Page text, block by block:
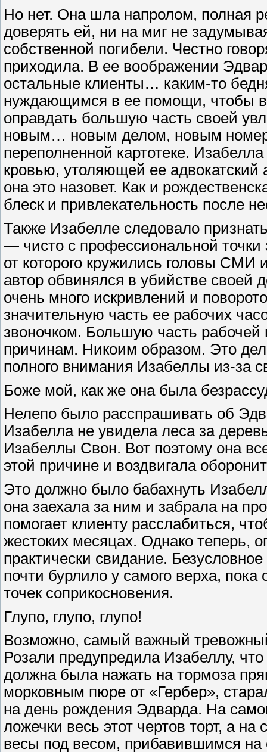
Но нет. Она шла напролом, полная
доверять ей, ни на миг не
собственной погибели. Честно
приходила. В ее воображении
остальные клиенты… каким-то
нуждающимся в ее помощи, чтобы
оправдать большую часть своей
новым… новым делом, новым
переполненной картотеке.
кровью, утоляющей ее
она это назовет. Как и
блеск и привлекательность после
Также Изабелле следовало
— чисто с профессиональной точки
от которого кружились головы
автор обвинялся в убийстве своей
очень много искривлений и
значительную часть ее рабочих
звоночком. Большую часть
причинам. Никоим образом. Это
полного внимания Изабеллы из-за
Боже мой, как же она была
Нелепо было расспрашивать об
Изабелла не увидела леса за
Изабеллы Свон. Вот поэтому она
этой причине и воздвигала
Это должно было бабахнуть
она заехала за ним и забрала на
помогает клиенту расслабиться,
жестоких месяцах. Однако теперь,
практически свидание.
почти бурлило у самого верха,
точек соприкосновения.
Глупо, глупо, глупо!
Возможно, самый важный
Розали предупредила Изабеллу,
должна была нажать на тормоза
морковным пюре от «Гербер»,
на день рождения Эдварда. На
ложечки весь этот чертов торт, а
весы под весом, прибавившимся на